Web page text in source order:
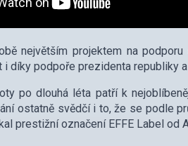
největším projektem na
i díky podpoře prezidenta republiky
po dlouhá léta patří k
ostatně svědčí i to, že se podle
prestižní označení EFFE Label od